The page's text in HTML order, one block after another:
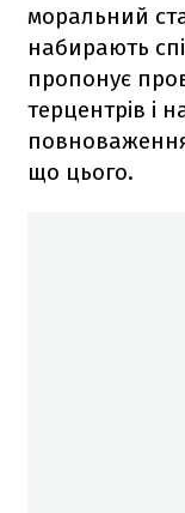
моральний
набирають
пропонує
терцентрів і
що цього.